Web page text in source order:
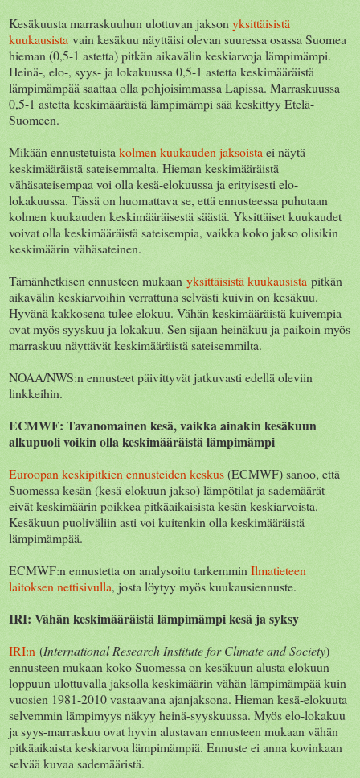
Kesäkuusta marraskuuhun ulottuvan jakson yksittäisistä
kuukausista vain kesäkuu näyttäisi olevan suuressa osassa Suomea
hieman (0,5-1 astetta) pitkän aikavälin keskiarvoja lämpimämpi.
Heinä-, elo-, syys- ja lokakuussa 0,5-1 astetta keskimääräistä
lämpimämpää saattaa olla pohjoisimmassa Lapissa. Marraskuussa
0,5-1 astetta keskimääräistä lämpimämpi sää keskittyy Etelä-
Suomeen.
Mikään ennustetuista kolmen kuukauden jaksoista ei näytä
keskimääräistä sateisemmalta. Hieman keskimääräistä
vähäsateisempaa voi olla kesä-elokuussa ja erityisesti elo-
lokakuussa. Tässä on huomattava se, että ennusteessa puhutaan
kolmen kuukauden keskimääräisestä säästä. Yksittäiset kuukaudet
voivat olla keskimääräistä sateisempia, vaikka koko jakso olisikin
keskimäärin vähäsateinen.
Tämänhetkisen ennusteen mukaan yksittäisistä kuukausista pitkän
aikavälin keskiarvoihin verrattuna selvästi kuivin on kesäkuu.
Hyvänä kakkosena tulee elokuu. Vähän keskimääräistä kuivempia
ovat myös syyskuu ja lokakuu. Sen sijaan heinäkuu ja paikoin myös
marraskuu näyttävät keskimääräistä sateisemmilta.
NOAA/NWS:n ennusteet päivittyvät jatkuvasti edellä oleviin
linkkeihin.
ECMWF: Tavanomainen kesä, vaikka ainakin kesäkuun
alkupuoli voikin olla keskimääräistä lämpimämpi
Euroopan keskipitkien ennusteiden keskus(ECMWF) sanoo, että
Suomessa kesän (kesä-elokuun jakso) lämpötilat ja sademäärät
eivät keskimäärin poikkea pitkäaikaisista kesän keskiarvoista.
Kesäkuun puoliväliin asti voi kuitenkin olla keskimääräistä
lämpimämpää.
ECMWF:n ennustetta on analysoitu tarkemmin Ilmatieteen
laitoksen nettisivulla, josta löytyy myös kuukausiennuste.
IRI: Vähän keskimääräistä lämpimämpi kesä ja syksy
IRI:n (International Research Institute for Climate and Society)
ennusteen mukaan koko Suomessa on kesäkuun alusta elokuun
loppuun ulottuvalla jaksolla keskimäärin vähän lämpimämpää kuin
vuosien 1981-2010 vastaavana ajanjaksona. Hieman kesä-elokuuta
selvemmin lämpimyys näkyy heinä-syyskuussa. Myös elo-lokakuu
ja syys-marraskuu ovat hyvin alustavan ennusteen mukaan vähän
pitkäaikaista keskiarvoa lämpimämpiä. Ennuste ei anna kovinkaan
selvää kuvaa sademääristä.